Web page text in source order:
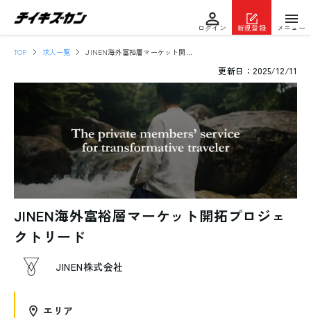
ログイン 新規登録 メニュー
TOP 求人一覧 JINEN海外富裕層マーケット開拓プロジェクトリード
更新日： 2025/12/11
JINEN海外富裕層マーケット開拓プロジェ
クトリード
JINEN株式会社
エリア